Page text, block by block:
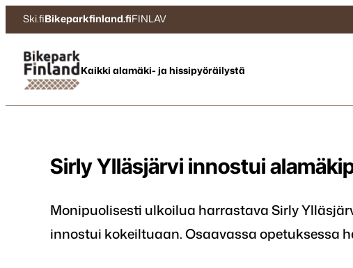
Siirry
sisältöön
Ski.fiBikeparkfinland.fiFINLAV
Bikepark Finland Kaikki alamäki- ja hissipyöräilystä
Sirly Ylläsjärvi innostui
Monipuolisesti ulkoilua harrastava Sirly
innostui kokeiltuaan. Osaavassa opetuksessa